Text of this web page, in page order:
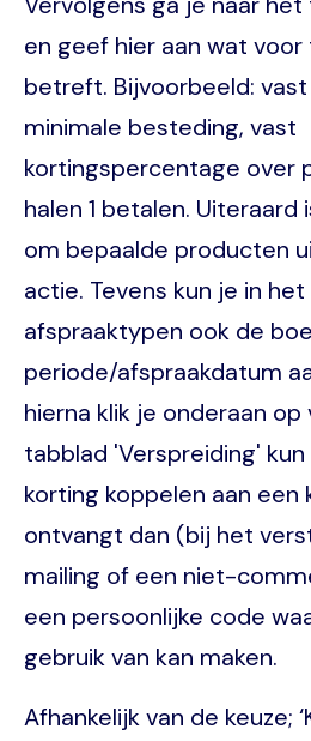
en geef hier aan wat
betreft. Bijvoorbeeld:
minimale besteding, vast
kortingspercentage over
halen 1 betalen.
om bepaalde producten
actie. Tevens kun je in
afspraaktypen ook de
periode/afspraakdatum
hierna klik je onderaan
tabblad 'Verspreiding'
korting koppelen aan een
ontvangt dan (bij het
mailing of een niet-
een persoonlijke code
gebruik van kan maken.
Afhankelijk van de keuze;